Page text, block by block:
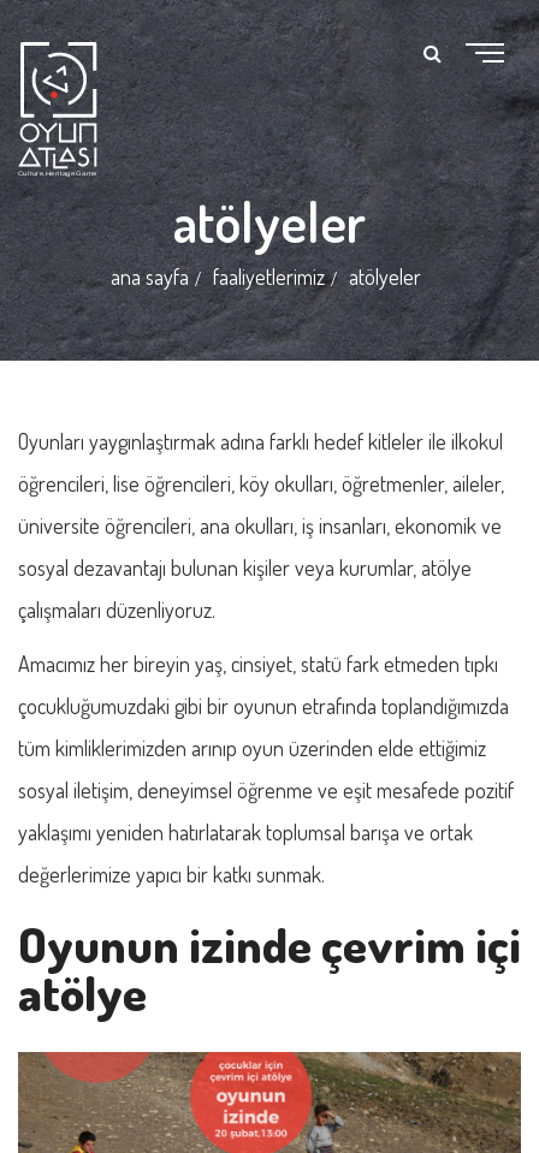
atölyeler
ana sayfa faaliyetlerimiz atölyeler
Oyunları yaygınlaştırmak adına farklı hedef kitleler ile ilkokul
öğrencileri, lise öğrencileri, köy okulları, öğretmenler, aileler,
üniversite öğrencileri, ana okulları, iş insanları, ekonomik ve
sosyal dezavantajı bulunan kişiler veya kurumlar, atölye
çalışmaları düzenliyoruz.
Amacımız her bireyin yaş, cinsiyet, statü fark etmeden tıpkı
çocukluğumuzdaki gibi bir oyunun etrafında toplandığımızda
tüm kimliklerimizden arınıp oyun üzerinden elde ettiğimiz
sosyal iletişim, deneyimsel öğrenme ve eşit mesafede pozitif
yaklaşımı yeniden hatırlatarak toplumsal barışa ve ortak
değerlerimize yapıcı bir katkı sunmak.
Oyunun izinde çevrim içi
atölye